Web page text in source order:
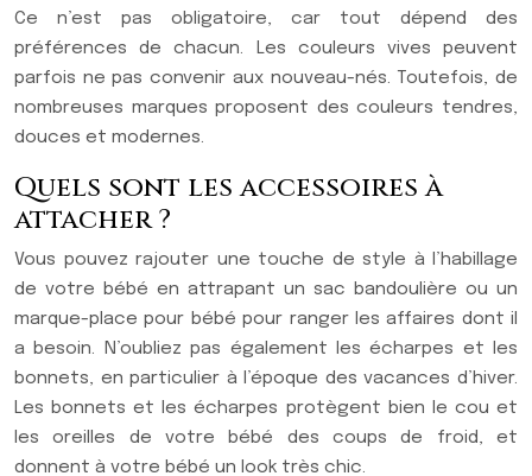
Ce n’est pas obligatoire, car tout dépend des
préférences de chacun. Les couleurs vives peuvent
parfois ne pas convenir aux nouveau-nés. Toutefois, de
nombreuses marques proposent des couleurs tendres,
douces et modernes.
Quels sont les accessoires à
attacher ?
Vous pouvez rajouter une touche de style à l’habillage
de votre bébé en attrapant un sac bandoulière ou un
marque-place pour bébé pour ranger les affaires dont il
a besoin. N’oubliez pas également les écharpes et les
bonnets, en particulier à l’époque des vacances d’hiver.
Les bonnets et les écharpes protègent bien le cou et
les oreilles de votre bébé des coups de froid, et
donnent à votre bébé un look très chic.